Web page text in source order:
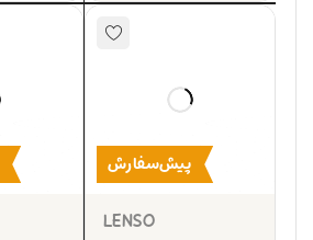
پیش‌سفارش
LENSO